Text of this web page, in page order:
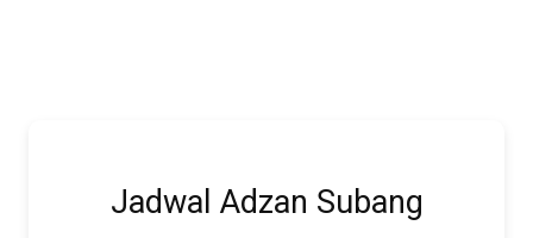
Jadwal Adzan Subang